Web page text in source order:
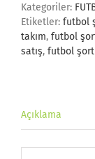
Kategoriler:
Etiketler: futbol
takım, futbol
satış, futbol
Açıklama